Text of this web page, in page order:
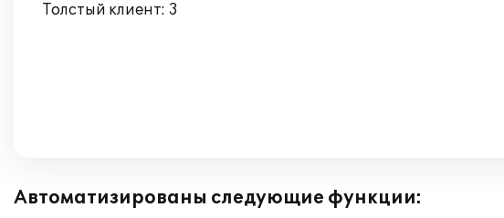
Толстый клиент: 3
Автоматизированы следующие функции: